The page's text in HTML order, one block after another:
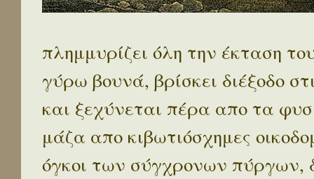
πλημμυρίζει όλη την έκταση
γύρω βουνά, βρίσκει διέξοδο
και ξεχύνεται πέρα απο τα
μάζα απο κιβωτιόσχημες
όγκοι των σύγχρονων πύργων,